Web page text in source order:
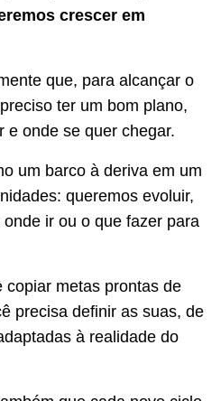
crescer em
que, para alcançar o
ter um bom plano,
e onde se quer chegar.
um barco à deriva em um
queremos evoluir,
ir ou o que fazer para
copiar metas prontas de
precisa definir as suas, de
à realidade do